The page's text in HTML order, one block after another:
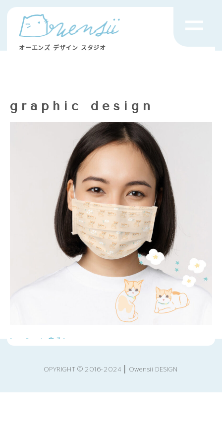
オーエンズ デザイン スタジオ
graphic design
[ < Back 戻る]
OPYRIGHT © 2016-2024 │ Owensii DESIGN